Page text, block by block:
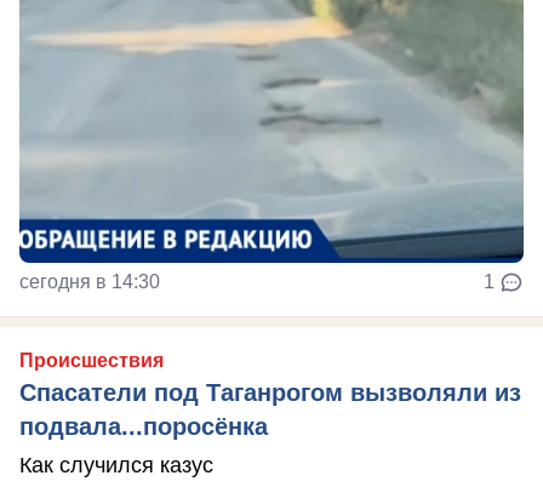
сегодня в 14:30 1
Происшествия
Спасатели под Таганрогом вызволяли из
подвала...поросёнка
Как случился казус